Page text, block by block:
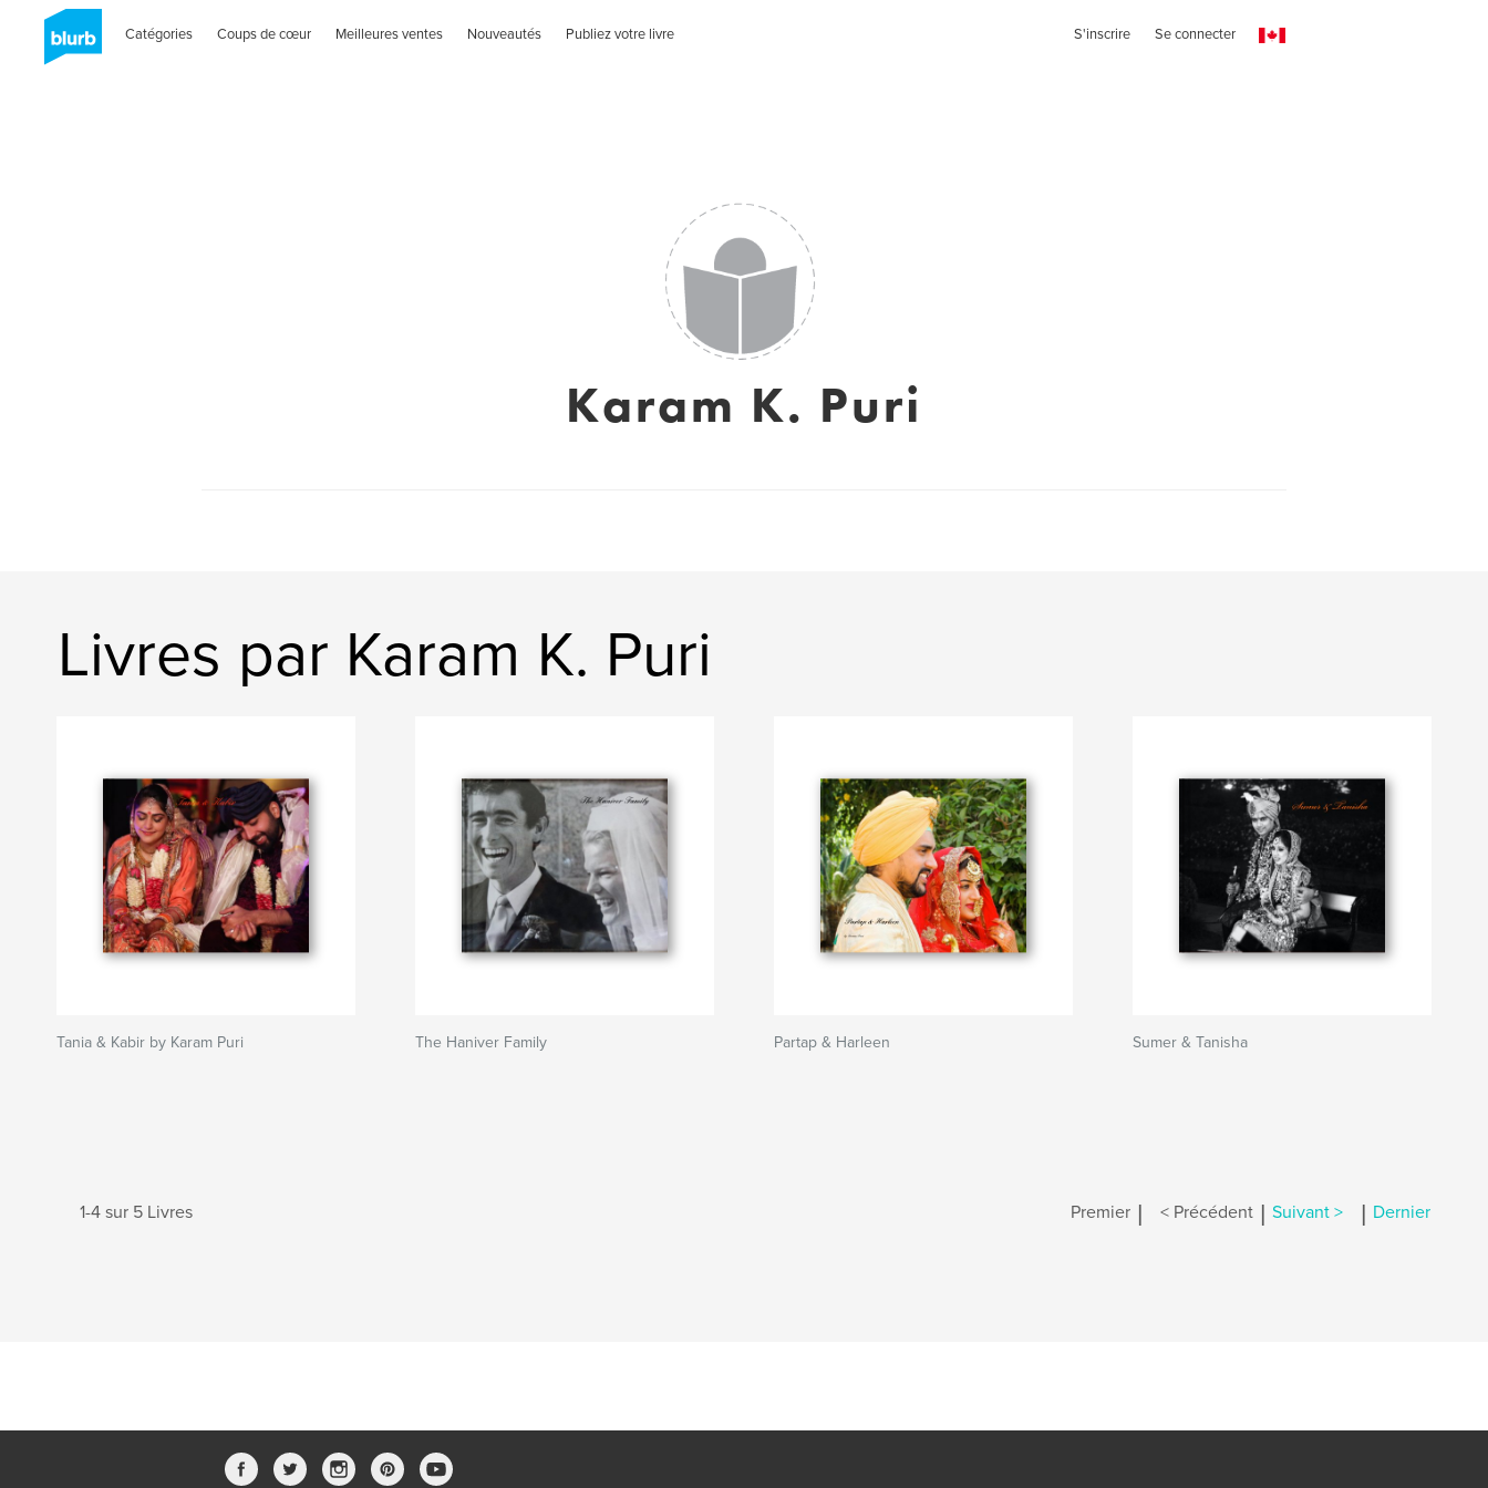
Catégories Coups de cœur Meilleures ventes Nouveautés Publiez votre livre S'inscrire Se connecter
Karam K. Puri
Livres par Karam K. Puri
Tania & Kabir by Karam Puri The Haniver Family Partap & Harleen Sumer & Tanisha
1-4 sur 5 Livres Premier | < Précédent | Suivant > | Dernier